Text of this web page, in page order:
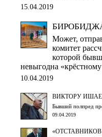
15.04.2019
Может,
комитет
которой
невыгодна
10.04.2019
ВИКТОРУ
Бывший полпред
09.04.2019